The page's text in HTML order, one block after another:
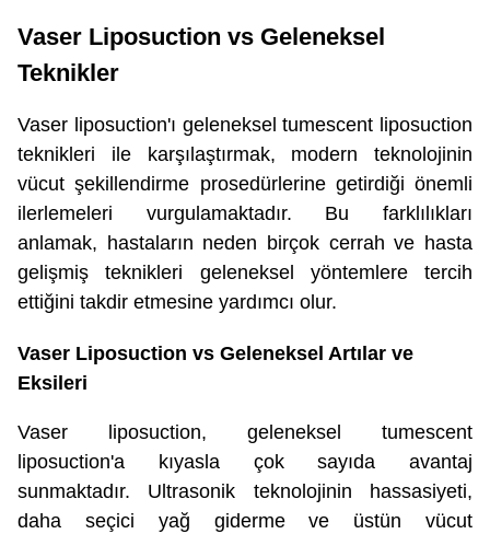
Vaser Liposuction vs Geleneksel
Teknikler
Vaser liposuction'ı geleneksel tumescent liposuction
teknikleri ile karşılaştırmak, modern teknolojinin
vücut şekillendirme prosedürlerine getirdiği önemli
ilerlemeleri vurgulamaktadır. Bu farklılıkları
anlamak, hastaların neden birçok cerrah ve hasta
gelişmiş teknikleri geleneksel yöntemlere tercih
ettiğini takdir etmesine yardımcı olur.
Vaser Liposuction vs Geleneksel Artılar ve
Eksileri
Vaser liposuction, geleneksel tumescent
liposuction'a kıyasla çok sayıda avantaj
sunmaktadır. Ultrasonik teknolojinin hassasiyeti,
daha seçici yağ giderme ve üstün vücut